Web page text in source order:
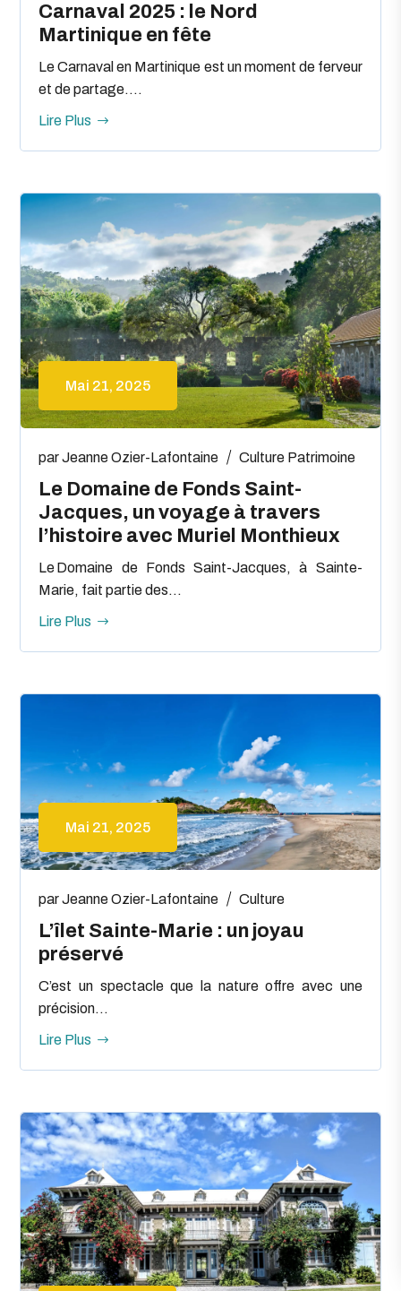
Carnaval 2025 : le Nord
Martinique en fête
Le Carnaval en Martinique est un moment de ferveur
et de partage....
Lire Plus
Mai 21, 2025
Le Domaine de Fonds Saint-
Jacques, un voyage à travers
l’histoire avec Muriel Monthieux
parJeanne Ozier-Lafontaine Culture Patrimoine
Le Domaine de Fonds Saint-Jacques, à Sainte-
Marie, fait partie des...
Lire Plus
Mai 21, 2025
L’îlet Sainte-Marie : un joyau
préservé
parJeanne Ozier-Lafontaine Culture
C’est un spectacle que la nature offre avec une
précision...
Lire Plus